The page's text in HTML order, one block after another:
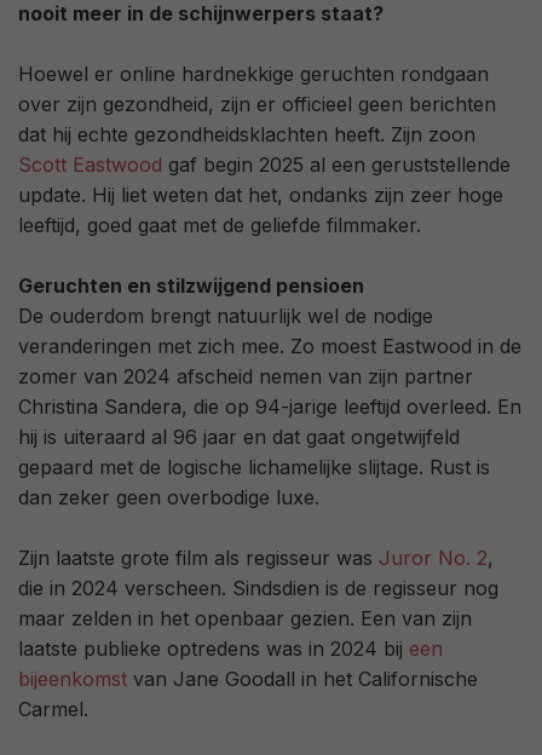
nooit meer in de schijnwerpers staat?
Hoewel er online hardnekkige geruchten rondgaan
over zijn gezondheid, zijn er officieel geen berichten
dat hij echte gezondheidsklachten heeft. Zijn zoon
Scott Eastwood gaf begin 2025 al een geruststellende
update. Hij liet weten dat het, ondanks zijn zeer hoge
leeftijd, goed gaat met de geliefde filmmaker.
Geruchten en stilzwijgend pensioen
De ouderdom brengt natuurlijk wel de nodige
veranderingen met zich mee. Zo moest Eastwood in de
zomer van 2024 afscheid nemen van zijn partner
Christina Sandera, die op 94-jarige leeftijd overleed. En
hij is uiteraard al 96 jaar en dat gaat ongetwijfeld
gepaard met de logische lichamelijke slijtage. Rust is
dan zeker geen overbodige luxe.
Zijn laatste grote film als regisseur was Juror No. 2,
die in 2024 verscheen. Sindsdien is de regisseur nog
maar zelden in het openbaar gezien. Een van zijn
laatste publieke optredens was in 2024 bij een
bijeenkomst van Jane Goodall in het Californische
Carmel.